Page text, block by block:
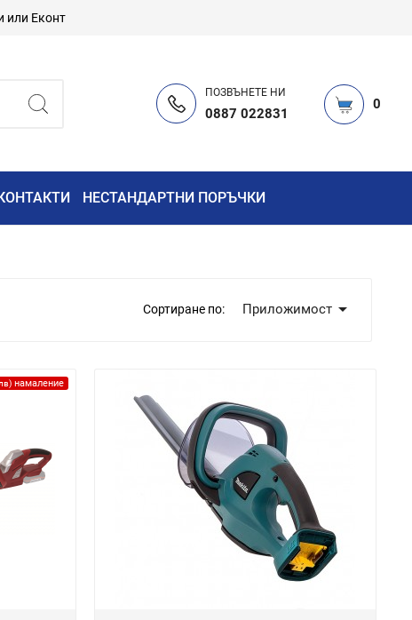
или Еконт
ПОЗВЪНЕТЕ НИ
0887 022831
0
КОНТАКТИ НЕСТАНДАРТНИ ПОРЪЧКИ
Сортиране по: Приложимост
намаление